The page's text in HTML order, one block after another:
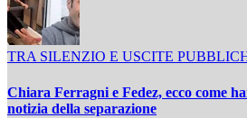
TRA SILENZIO E USCITE
Chiara Ferragni e Fedez, ecco come
notizia della separazione